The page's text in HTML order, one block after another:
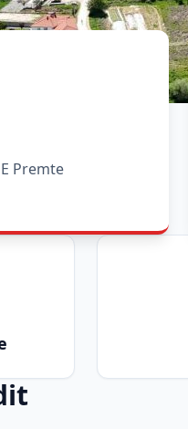
Premte